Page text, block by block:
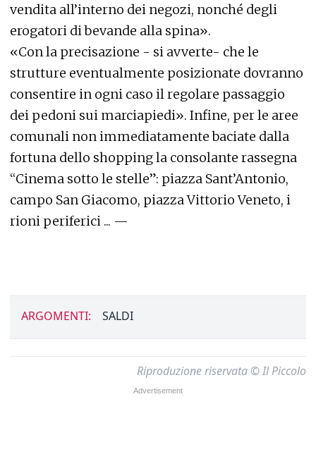
vendita all’interno dei negozi, nonché degli
erogatori di bevande alla spina».
«Con la precisazione - si avverte- che le
strutture eventualmente posizionate dovranno
consentire in ogni caso il regolare passaggio
dei pedoni sui marciapiedi». Infine, per le aree
comunali non immediatamente baciate dalla
fortuna dello shopping la consolante rassegna
“Cinema sotto le stelle”: piazza Sant’Antonio,
campo San Giacomo, piazza Vittorio Veneto, i
rioni periferici ... —
ARGOMENTI: SALDI
Riproduzione riservata © Il Piccolo